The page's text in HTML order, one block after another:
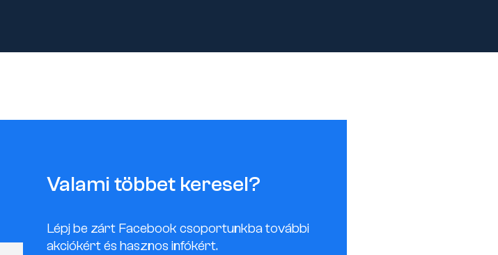
Valami többet keresel?
Lépj be zárt Facebook csoportunkba további
akciókért és hasznos infókért.